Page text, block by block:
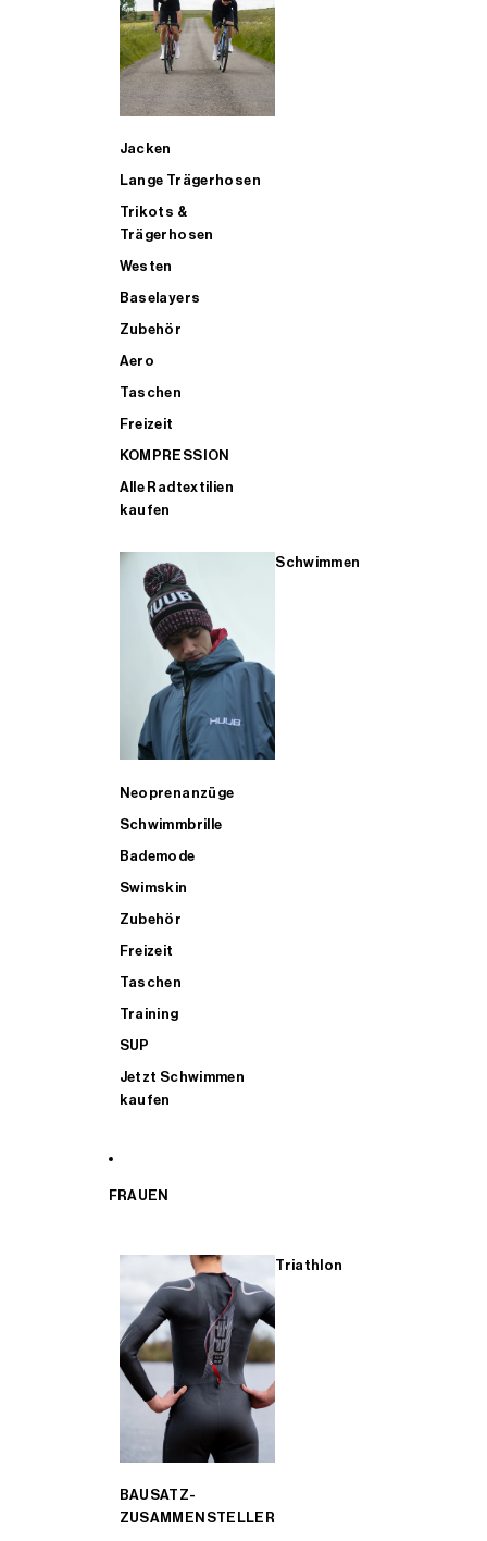
Jacken
Lange Trägerhosen
Trikots &
Trägerhosen
Westen
Baselayers
Zubehör
Aero
Taschen
Freizeit
KOMPRESSION
Alle Radtextilien
kaufen
Schwimmen
Neoprenanzüge
Schwimmbrille
Bademode
Swimskin
Zubehör
Freizeit
Taschen
Training
SUP
Jetzt Schwimmen
kaufen
FRAUEN
Triathlon
BAUSATZ-
ZUSAMMENSTELLER
ALLE TRIATHLONARTIKEL FÜR MÄNNER KAUFEN